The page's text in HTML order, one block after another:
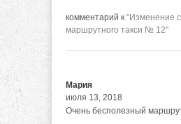
комментарий к "Изменение
маршрутного такси № 12"
Мария
июля 13, 2018
Очень бесполезный